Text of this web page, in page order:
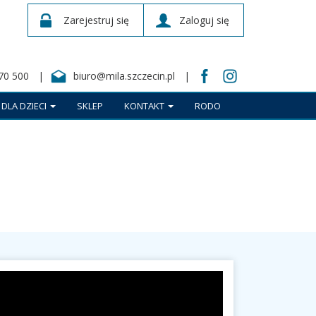
500 biuro@mila.szczecin.pl
Zarejestruj się Zaloguj się
DLA DZIECI SKLEP KONTAKT RODO